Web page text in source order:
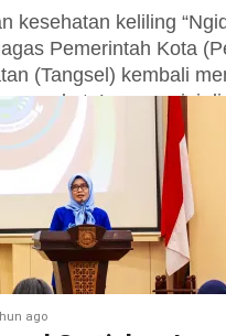
kesehatan keliling
Pemerintah Kota
(Tangsel) kembali
Layanan ini
warga secara...
ago